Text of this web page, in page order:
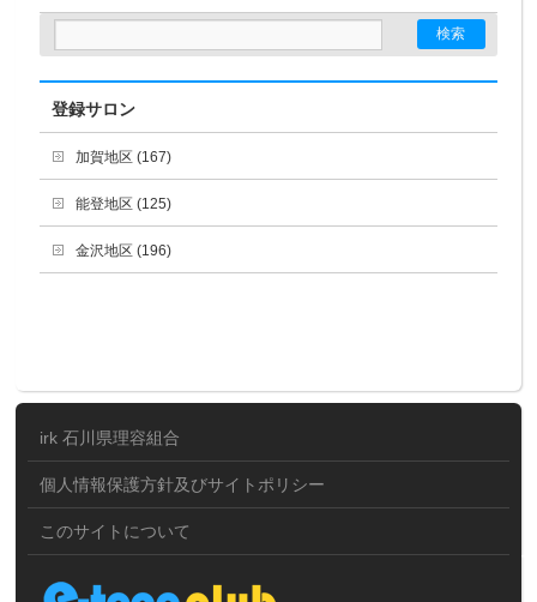
登録サロン
加賀地区 (167)
能登地区 (125)
金沢地区 (196)
irk 石川県理容組合
個人情報保護方針及びサイトポリシー
このサイトについて